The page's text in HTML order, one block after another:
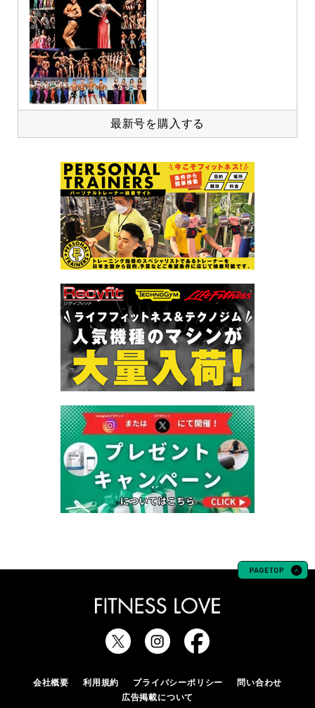
最新号を購入する
会社概要 利用規約 プライバシーポリシー
問い合わせ
広告掲載について